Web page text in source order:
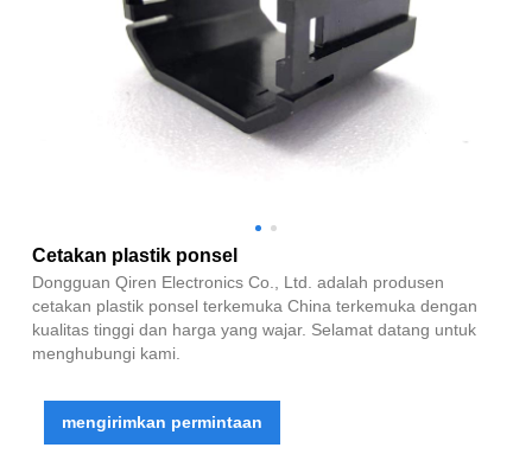
Cetakan plastik ponsel
Dongguan Qiren Electronics Co., Ltd. adalah produsen
cetakan plastik ponsel terkemuka China terkemuka dengan
kualitas tinggi dan harga yang wajar. Selamat datang untuk
menghubungi kami.
mengirimkan permintaan